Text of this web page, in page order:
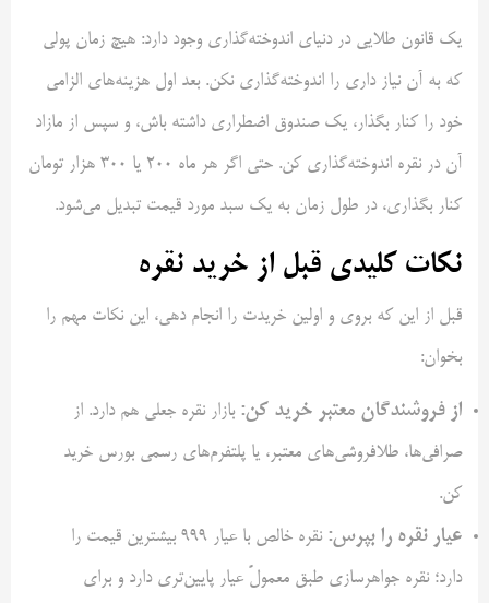
یک قانون طلایی در دنیای اندوخته‌گذاری وجود دارد: هیچ زمان پولی
که به آن نیاز داری را اندوخته‌گذاری نکن. بعد اول هزینه‌های الزامی
خود را کنار بگذار، یک صندوق اضطراری داشته باش، و سپس از مازاد
آن در نقره اندوخته‌گذاری کن. حتی اگر هر ماه ۲۰۰ یا ۳۰۰ هزار تومان
کنار بگذاری، در طول زمان به یک سبد مورد قیمت تبدیل می‌شود.
نکات کلیدی قبل از خرید نقره
قبل از این که بروی و اولین خریدت را انجام دهی، این نکات مهم را
بخوان:
از فروشندگان معتبر خرید کن: بازار نقره جعلی هم دارد. از
صرافی‌ها، طلافروشی‌های معتبر، یا پلتفرم‌های رسمی بورس خرید
کن.
عیار نقره را بپرس:
نقره خالص با عیار ۹۹۹ بیشترین قیمت را
دارد؛ نقره جواهرسازی طبق معمولً عیار پایین‌تری دارد و برای